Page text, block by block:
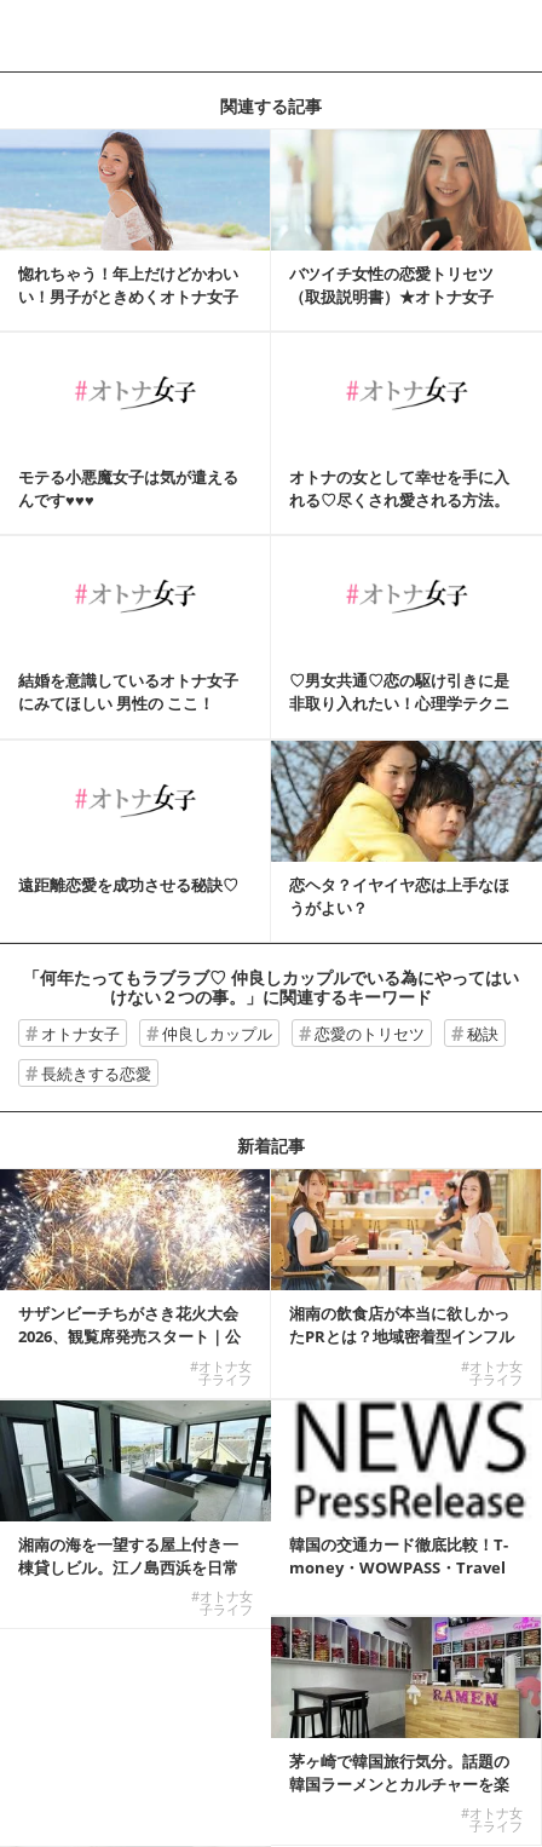
関連する記事
惚れちゃう！年上だけどかわい
い！男子がときめくオトナ女子
バツイチ女性の恋愛トリセツ
（取扱説明書）★オトナ女子
モテる小悪魔女子は気が遣える
んです♥♥♥
オトナの女として幸せを手に入
れる♡尽くされ愛される方法。
結婚を意識しているオトナ女子
にみてほしい 男性の ここ！
♡男女共通♡恋の駆け引きに是
非取り入れたい！心理学テクニ
遠距離恋愛を成功させる秘訣♡
恋ヘタ？イヤイヤ恋は上手なほ
うがよい？
「何年たってもラブラブ♡ 仲良しカップルでいる為にやってはい
けない２つの事。」 に関連するキーワード
オトナ女子 仲良しカップル 恋愛のトリセツ
秘訣
長続きする恋愛
新着記事
サザンビーチちがさき花火大会
2026、観覧席発売スタート｜公
#オトナ女
子ライフ
湘南の飲食店が本当に欲しかっ
たPRとは？地域密着型インフル
#オトナ女
子ライフ
湘南の海を一望する屋上付き一
棟貸しビル。江ノ島西浜を日常
#オトナ女
子ライフ
韓国の交通カード徹底比較！T-
money・WOWPASS・Travel
茅ヶ崎で韓国旅行気分。話題の
韓国ラーメンとカルチャーを楽
#オトナ女
子ライフ